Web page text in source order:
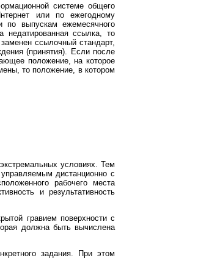
системе общего
или по ежегодному
по выпускам ежемесячного
недатированная ссылка, то
ссылочный стандарт,
(принятия). Если после
положение, на которое
то положение, в котором
условиях. Тем
дистанционно с
рабочего места
и результативность
гравием поверхности с
должна быть вычислена
задания. При этом